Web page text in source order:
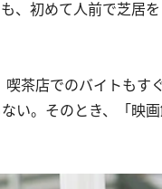
、初めて人前で芝居
茶店でのバイトもす
い。そのとき、「映